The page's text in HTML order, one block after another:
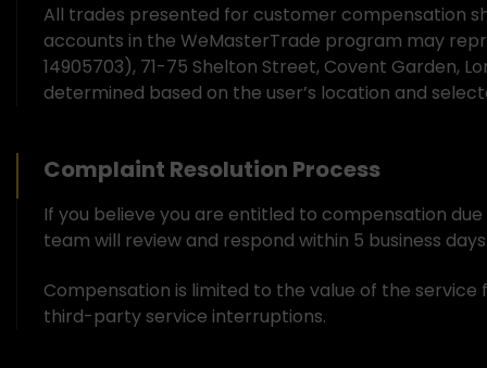
All trades presented for customer compensation
accounts in the WeMasterTrade program may
14905703), 71-75 Shelton Street, Covent Garden,
determined based on the user’s location and
Complaint Resolution Process
If you believe you are entitled to compensation
team will review and respond within 5 business
Compensation is limited to the value of the
third-party service interruptions.